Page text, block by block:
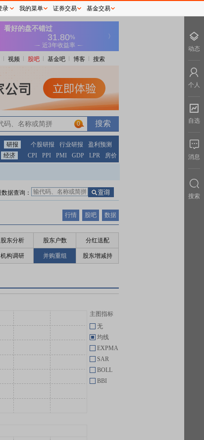
视频 股吧 基金吧 博客 搜索
0
研报 个股研报 行业研报
盈利预测
经济 CPI PPI PMI GDP LPR 房价
据查询：
行情 股吧 数据
股东分析 股东户数 分红送配
机构调研 并购重组 股东增减持
主图指标
无
均线
EXPMA
SAR
BOLL
BBI
录 我的菜单 证券交易 基金交易
动态
个人
自选
消息
搜索